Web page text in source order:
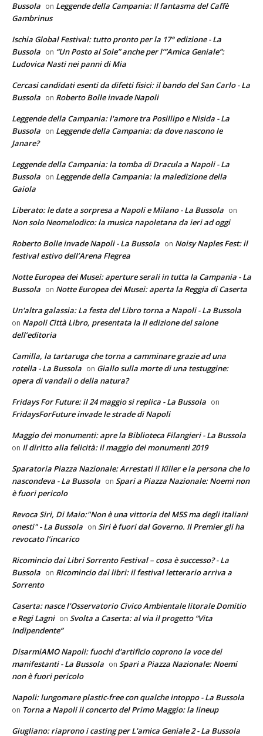
Bussola on Leggende della Campania: Il fantasma del Caffè
Gambrinus
Ischia Global Festival: tutto pronto per la 17° edizione - La
Bussola on “Un Posto al Sole” anche per l’”Amica Geniale”:
Ludovica Nasti nei panni di Mia
Cercasi candidati esenti da difetti fisici: il bando del San Carlo - La
Bussola on Roberto Bolle invade Napoli
Leggende della Campania: l'amore tra Posillipo e Nisida - La
Bussola on Leggende della Campania: da dove nascono le
Janare?
Leggende della Campania: la tomba di Dracula a Napoli - La
Bussola on Leggende della Campania: la maledizione della
Gaiola
Liberato: le date a sorpresa a Napoli e Milano - La Bussola on
Non solo Neomelodico: la musica napoletana da ieri ad oggi
Roberto Bolle invade Napoli - La Bussola on Noisy Naples Fest: il
festival estivo dell’Arena Flegrea
Notte Europea dei Musei: aperture serali in tutta la Campania - La
Bussola on Notte Europea dei Musei: aperta la Reggia di Caserta
Un'altra galassia: La festa del Libro torna a Napoli - La Bussola
on Napoli Città Libro, presentata la II edizione del salone
dell’editoria
Camilla, la tartaruga che torna a camminare grazie ad una
rotella - La Bussola on Giallo sulla morte di una testuggine:
opera di vandali o della natura?
Fridays For Future: il 24 maggio si replica - La Bussola on
FridaysForFuture invade le strade di Napoli
Maggio dei monumenti: apre la Biblioteca Filangieri - La Bussola
on Il diritto alla felicità: il maggio dei monumenti 2019
Sparatoria Piazza Nazionale: Arrestati il Killer e la persona che lo
nascondeva - La Bussola on Spari a Piazza Nazionale: Noemi non
è fuori pericolo
Revoca Siri, Di Maio:"Non è una vittoria del M5S ma degli italiani
onesti" - La Bussola on Siri è fuori dal Governo. Il Premier gli ha
revocato l’incarico
Ricomincio dai Libri Sorrento Festival – cosa è successo? - La
Bussola on Ricomincio dai libri: il festival letterario arriva a
Sorrento
Caserta: nasce l'Osservatorio Civico Ambientale litorale Domitio
e Regi Lagni on Svolta a Caserta: al via il progetto “Vita
Indipendente”
DisarmiAMO Napoli: fuochi d'artificio coprono la voce dei
manifestanti - La Bussola on Spari a Piazza Nazionale: Noemi
non è fuori pericolo
Napoli: lungomare plastic-free con qualche intoppo - La Bussola
on Torna a Napoli il concerto del Primo Maggio: la lineup
Giugliano: riaprono i casting per L'amica Geniale 2 - La Bussola